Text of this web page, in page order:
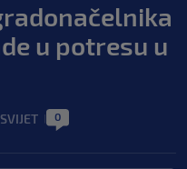
u potresu u
SVIJET 0